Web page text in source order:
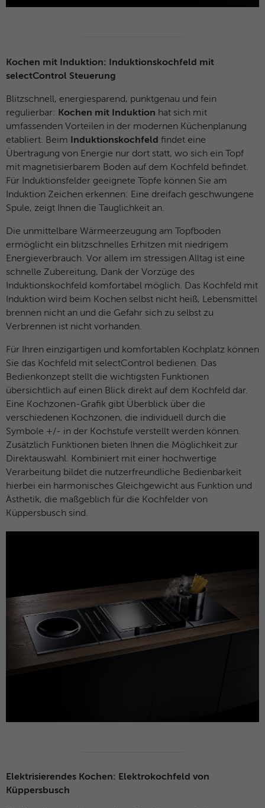
Kochen mit Induktion: Induktionskochfeld mit
selectControl Steuerung
Blitzschnell, energiesparend, punktgenau und fein
regulierbar: Kochen mit Induktion hat sich mit
umfassenden Vorteilen in der modernen Küchenplanung
etabliert. Beim
Induktionskochfeld findet eine
Übertragung von Energie nur dort statt, wo sich ein Topf
mit magnetisierbarem Boden auf dem Kochfeld befindet.
Für Induktionsfelder geeignete Töpfe können Sie am
Induktion Zeichen erkennen: Eine dreifach geschwungene
Spule, zeigt Ihnen die Tauglichkeit an.
Die unmittelbare Wärmeerzeugung am Topfboden
ermöglicht ein blitzschnelles Erhitzen mit niedrigem
Energieverbrauch. Vor allem im stressigen Alltag ist eine
schnelle Zubereitung, Dank der Vorzüge des
Induktionskochfeld komfortabel möglich. Das Kochfeld mit
Induktion wird beim Kochen selbst nicht heiß, Lebensmittel
brennen nicht an und die Gefahr sich zu selbst zu
Verbrennen ist nicht vorhanden.
Für Ihren einzigartigen und komfortablen Kochplatz können
Sie das Kochfeld mit selectControl bedienen. Das
Bedienkonzept stellt die wichtigsten Funktionen
übersichtlich auf einen Blick direkt auf dem Kochfeld dar.
Eine Kochzonen-Grafik gibt Überblick über die
verschiedenen Kochzonen, die individuell durch die
Symbole +/- in der Kochstufe verstellt werden können.
Zusätzlich Funktionen bieten Ihnen die Möglichkeit zur
Direktauswahl. Kombiniert mit einer hochwertige
Verarbeitung bildet die nutzerfreundliche Bedienbarkeit
hierbei ein harmonisches Gleichgewicht aus Funktion und
Ästhetik, die maßgeblich für die Kochfelder von
Küppersbusch sind.
Elektrisierendes Kochen: Elektrokochfeld von
Küppersbusch